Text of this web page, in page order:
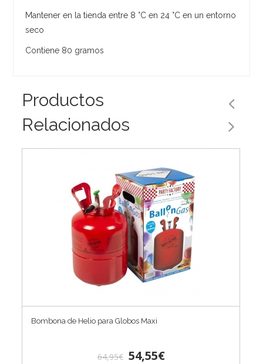
Mantener en la tienda entre 8 °C en 24 °C en un entorno
seco
Contiene 80 gramos
Productos
Relacionados
Bombona de Helio para Globos Maxi
64,95€ 54,55€